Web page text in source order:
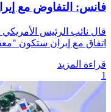
فانس: التفاوض مع
قال نائب الرئيس
اتفاق مع إيران ستكون
قراءة المزيد
1